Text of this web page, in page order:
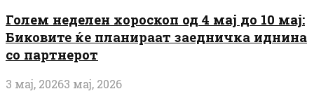
Голем неделен хороскоп од 4 мај до 10 мај:
Биковите ќе планираат заедничка иднина
со партнерот
3 мај, 20263 мај, 2026